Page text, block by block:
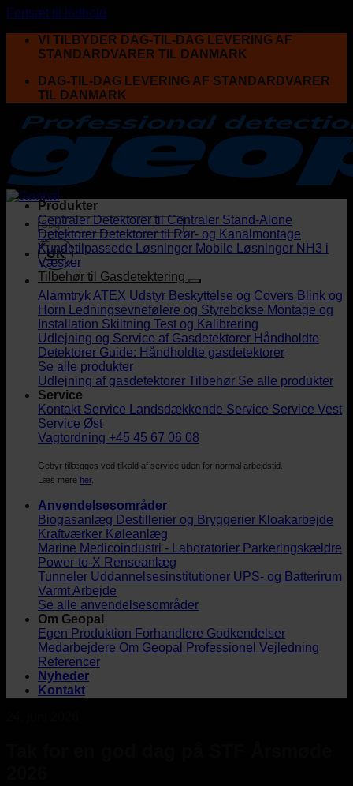
Fortsæt til indhold
VI TILBYDER DAG-TIL-DAG LEVERING AF
STANDARDVARER TIL DANMARK
DAG-TIL-DAG LEVERING AF STANDARDVARER
TIL DANMARK
UK
Produkter
Centraler Detektorer til Centraler Stand-Alone
Detektorer Detektorer til Rør- og Kanalmontage
Kundetilpassede Løsninger Mobile Løsninger NH3 i
Væsker
Tilbehør til Gasdetektering
AlarmtrykATEX Udstyr Beskyttelse og Covers Blink og
Horn
Ledningsevnefølere og Styrebokse Montage og
Installation Skiltning Test og Kalibrering
Udlejning og Service af Gasdetektorer Håndholdte
Detektorer Guide: Håndholdte gasdetektorer
Se alle produkter
Udlejning af gasdetektorer Tilbehør Se alle produkter
Service
Kontakt Service
Landsdækkende Service Service Vest
Service Øst
Vagtordning +45 45 67 06 08
Gebyr tillægges ved tilkald af service uden for normal arbejdstid.
Læs mere her.
Anvendelsesområder
Biogasanlæg Destillerier og Bryggerier Kloakarbejde
Kraftværker Køleanlæg
Marine Medicoindustri - Laboratorier Parkeringskældre
Power-to-X Renseanlæg
Tunneler Uddannelsesinstitutioner UPS- og Batterirum
Varmt Arbejde
Se alle anvendelsesområder
Om Geopal
Egen Produktion Forhandlere Godkendelser
Medarbejdere Om Geopal
Professionel Vejledning
Referencer
Nyheder
Kontakt